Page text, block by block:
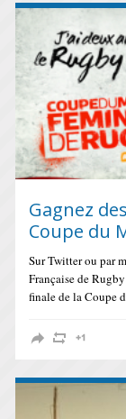
Gagnez
Coupe du
Sur Twitter ou par
Française de
finale de la Coupe